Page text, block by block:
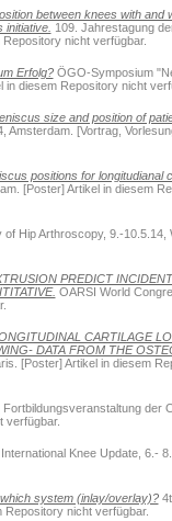
between knees with and
109. Jahrestagung
nicht verfügbar.
Erfolg?ÖGO-Symposium
in diesem Repository nicht
size and position of
Amsterdam. [Vortrag,
positions for longitudianal
[Poster] Artikel in diesem
Hip Arthroscopy, 9.-10.5.14,
PREDICT
OARSI World
CARTILAGE
DATA FROM THE
[Poster] Artikel in diesem
Fortbildungsveranstaltung der
verfügbar.
Knee Update, 6.-
system (inlay/overlay)?
Repository nicht verfügbar.